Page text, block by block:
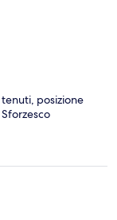
posizione